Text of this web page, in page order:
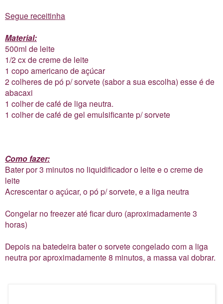
Segue receitinha
Material:
500ml de leite
1/2 cx de creme de leite
1 copo americano de açúcar
2 colheres de pó p/ sorvete (sabor a sua escolha) esse é de
abacaxi
1 colher de café de liga neutra.
1 colher de café de gel emulsificante p/ sorvete
Como fazer:
Bater por 3 minutos no liquidificador o leite e o creme de
leite
Acrescentar o açúcar, o pó p/ sorvete, e a liga neutra
Congelar no freezer até ficar duro (aproximadamente 3
horas)
Depois na batedeira bater o sorvete congelado com a liga
neutra por aproximadamente 8 minutos, a massa vai dobrar.